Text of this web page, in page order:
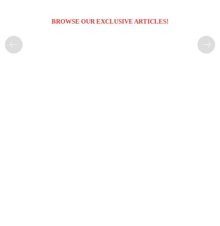
BROWSE OUR EXCLUSIVE ARTICLES!